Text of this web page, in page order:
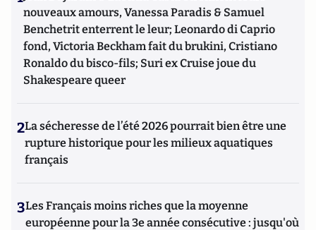
nouveaux amours, Vanessa Paradis & Samuel
Benchetrit enterrent le leur; Leonardo di Caprio
fond, Victoria Beckham fait du brukini, Cristiano
Ronaldo du bisco-fils; Suri ex Cruise joue du
Shakespeare queer
2La sécheresse de l’été 2026 pourrait bien être une
rupture historique pour les milieux aquatiques
français
3Les Français moins riches que la moyenne
européenne pour la 3e année consécutive : jusqu'où